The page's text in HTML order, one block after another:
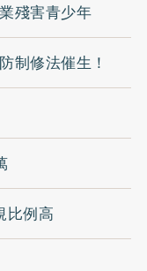
殘害青少年
制修法催生！
比例高